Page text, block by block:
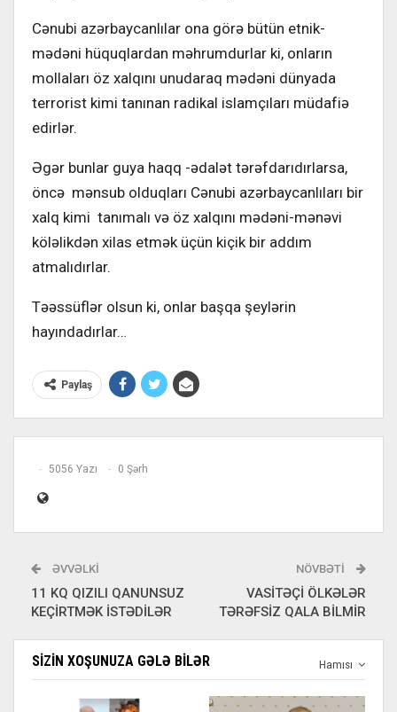
Cənubi azərbaycanlılar ona görə bütün etnik-
mədəni hüquqlardan məhrumdurlar ki, onların
mollaları öz xalqını unudaraq mədəni dünyada
terrorist kimi tanınan radikal islamçıları müdafiə
edirlər.
Əgər bunlar guya haqq -ədalət tərəfdarıdırlarsa,
öncə mənsub olduqları Cənubi azərbaycanlıları bir
xalq kimi tanımalı və öz xalqını mədəni-mənəvi
köləlikdən xilas etmək üçün kiçik bir addım
atmalıdırlar.
Təəssüflər olsun ki, onlar başqa şeylərin
hayındadırlar…
Paylaş
5056 Yazı 0 Şərh
ƏVVƏLKI
11 KQ QIZILI QANUNSUZ
KEÇİRTMƏK İSTƏDİLƏR
NÖVBƏTI
VASİTƏÇİ ÖLKƏLƏR
TƏRƏFSİZ QALA BİLMİR
Hamısı
SIZIN XOŞUNUZA GƏLƏ BILƏR